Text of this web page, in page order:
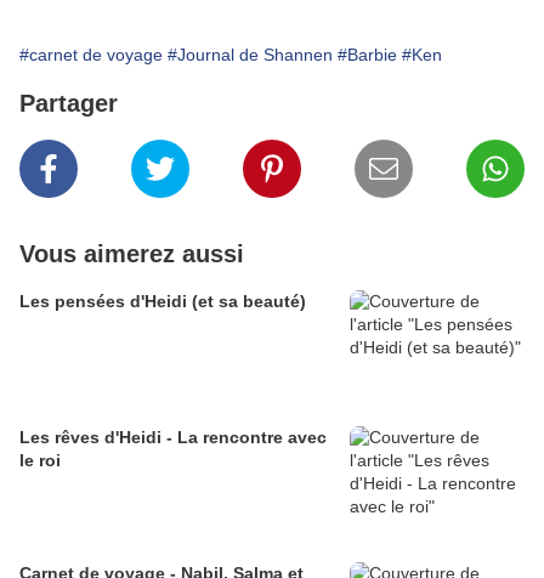
#carnet de voyage #Journal de Shannen #Barbie #Ken
Partager
Vous aimerez aussi
Les pensées d'Heidi (et sa beauté)
Les rêves d'Heidi - La rencontre avec
le roi
Carnet de voyage - Nabil, Salma et